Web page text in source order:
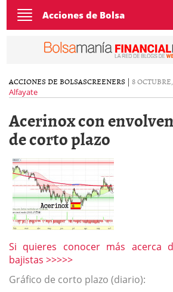
Toggle
navigation
Acciones de Bolsa
ACCIONES DE BOLSASCREENERS | 8
Alfayate
Acerinox con
de corto plazo
Si quieres conocer más acerca
bajistas >>>>>
Gráfico de corto plazo (diario):